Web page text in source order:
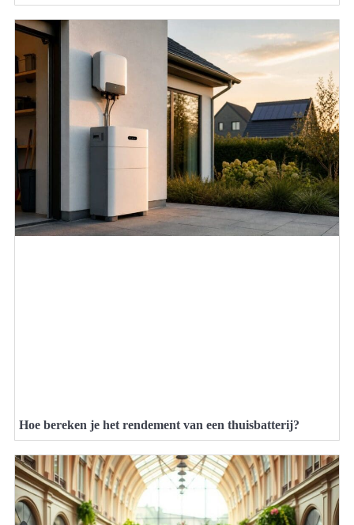
Hoe bereken je het rendement van een thuisbatterij?